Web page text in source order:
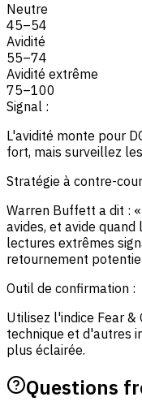
Neutre
45–54
Avidité
55–74
Avidité extrême
75–100
Signal :
L'avidité monte pour
fort, mais surveillez
Stratégie à contre-
Warren Buffett a dit :
avides, et avide
lectures extrêmes
retournement
Outil de confirmation :
Utilisez l'indice Fear
technique et d'autres
plus éclairée.
Questions